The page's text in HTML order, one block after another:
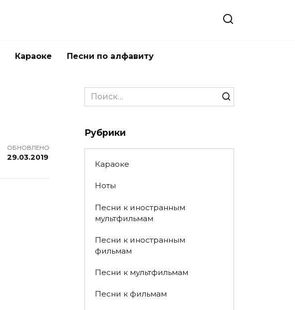
Караоке Песни по алфавиту
ОБНОВЛЕНО
29.03.2019
Search
for:
Рубрики
Караоке
Ноты
Песни к иностранным
мультфильмам
Песни к иностранным
фильмам
Песни к мультфильмам
Песни к фильмам